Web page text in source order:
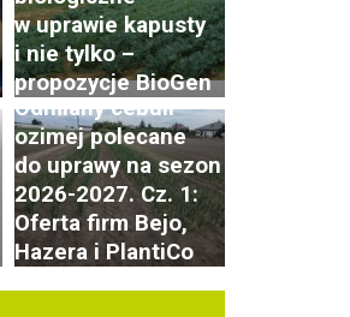
w uprawie kapusty
i nie tylko –
propozycje BioGen
Odmiany cebuli
ozimej polecane
do uprawy na sezon
2026-2027. Cz. 1:
Oferta firm Bejo,
Hazera i PlantiCo